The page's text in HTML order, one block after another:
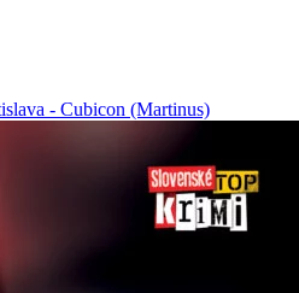
- Cubicon (Martinus)